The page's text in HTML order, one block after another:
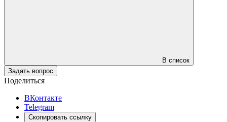
В список
Задать вопрос
Поделиться
ВКонтакте
Telegram
Скопировать ссылку